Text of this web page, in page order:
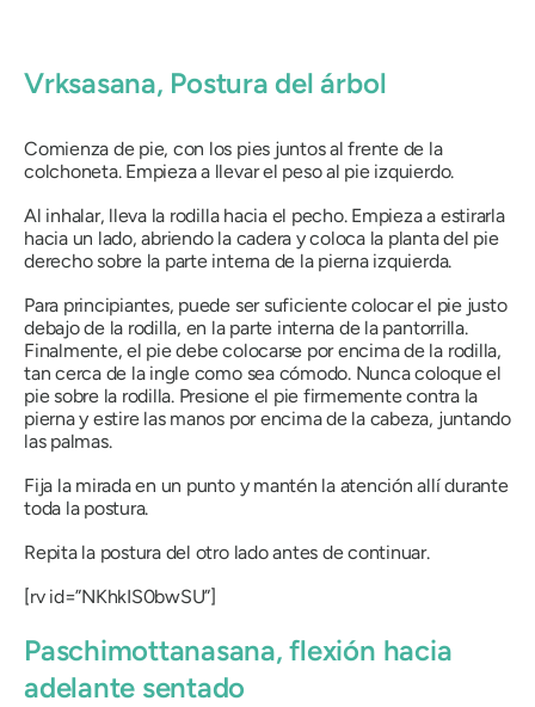
Vrksasana, Postura del árbol
Comienza de pie, con los pies juntos al frente de la
colchoneta. Empieza a llevar el peso al pie izquierdo.
Al inhalar, lleva la rodilla hacia el pecho. Empieza a estirarla
hacia un lado, abriendo la cadera y coloca la planta del pie
derecho sobre la parte interna de la pierna izquierda.
Para principiantes, puede ser suficiente colocar el pie justo
debajo de la rodilla, en la parte interna de la pantorrilla.
Finalmente, el pie debe colocarse por encima de la rodilla,
tan cerca de la ingle como sea cómodo. Nunca coloque el
pie sobre la rodilla. Presione el pie firmemente contra la
pierna y estire las manos por encima de la cabeza, juntando
las palmas.
Fija la mirada en un punto y mantén la atención allí durante
toda la postura.
Repita la postura del otro lado antes de continuar.
[rv id=”NKhkIS0bwSU”]
Paschimottanasana, flexión hacia
adelante sentado